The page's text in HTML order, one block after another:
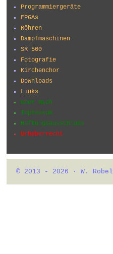
Programmiergeräte
FPGAs
Röhren
Dampfmaschinen
SR 500
Fotografie
Kirchenchor
Downloads
Links
Über mich
Impressum
Haftungsausschluss
Urheberrecht
© 2013 - 2026 · W. Robel